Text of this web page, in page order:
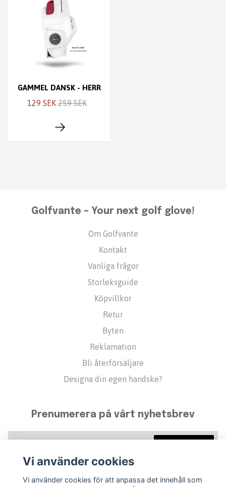
GAMMEL DANSK - HERR
129 SEK 259 SEK
Golfvante – Your next golf glove!
Om Golfvante
Kontakt
Vanliga frågor
Storleksguide
Köpvillkor
Retur
Byten
Reklamation
Bli återförsäljare
Designa din egen handske?
Prenumerera på vårt nyhetsbrev
Vi använder cookies
Vi använder cookies för att anpassa det innehåll som